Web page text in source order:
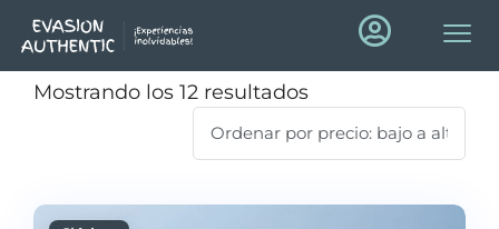
Mostrando los 12 resultados